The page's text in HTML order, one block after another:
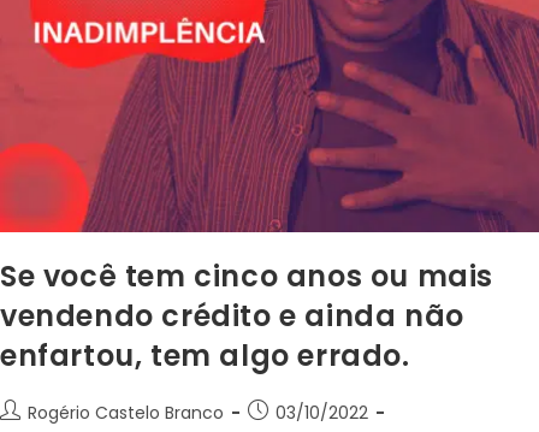
Se você tem cinco anos ou mais
vendendo crédito e ainda não
enfartou, tem algo errado.
Rogério Castelo Branco
03/10/2022